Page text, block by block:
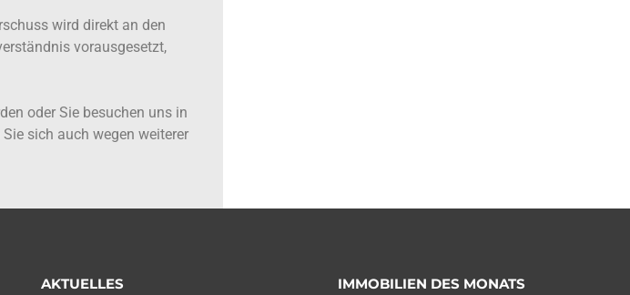
wird direkt an den
vorausgesetzt,
oder Sie besuchen uns in
sich auch wegen weiterer
AKTUELLES IMMOBILIEN DES MONATS